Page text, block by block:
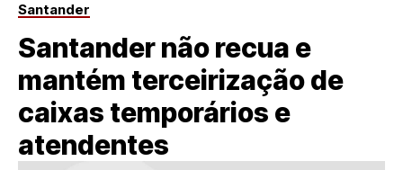
Santander
Santander não recua e
mantém terceirização de
caixas temporários e
atendentes